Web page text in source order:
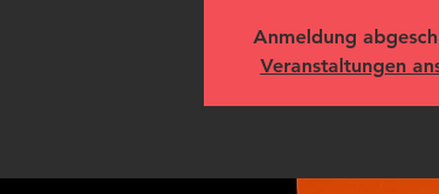
Anmeldung
Veranstaltungen